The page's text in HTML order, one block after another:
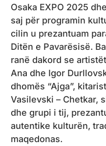
Osaka EXPO 2025
saj për programin
cilin u prezantuam
Ditën e Pavarësisë.
ranë dakord se
Ana dhe Igor
dhomës “Ajga”,
Vasilevski – Chetkar,
dhe grupi i tij,
autentike kulturën,
maqedonas.